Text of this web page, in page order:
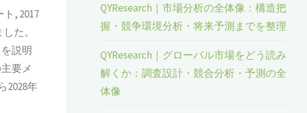
, 2017
た。
説明
要メ
2028年
QYResearch｜市場分析の全体像：構造把
握・競争環境分析・将来予測までを整理
QYResearch｜グローバル市場をどう読み
解くか：調査設計・競合分析・予測の全
体像